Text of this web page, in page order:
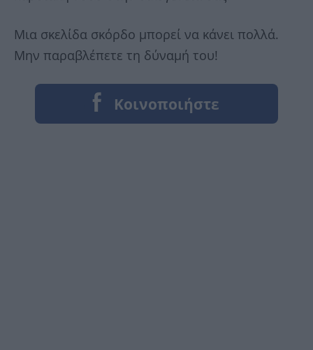
Μια σκελίδα σκόρδο μπορεί να κάνει πολλά.
Μην παραβλέπετε τη δύναμή του!